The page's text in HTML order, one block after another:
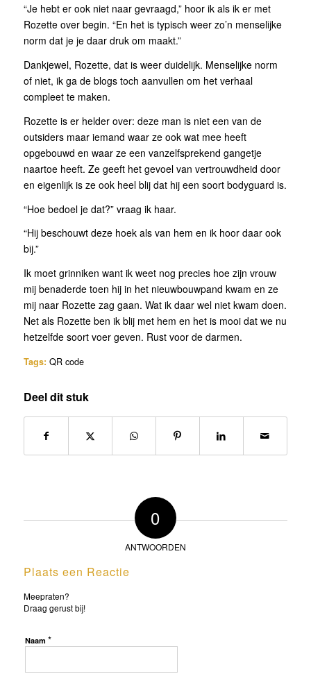
“Je hebt er ook niet naar gevraagd,” hoor ik als ik er met
Rozette over begin. “En het is typisch weer zo’n menselijke
norm dat je je daar druk om maakt.”
Dankjewel, Rozette, dat is weer duidelijk. Menselijke norm
of niet, ik ga de blogs toch aanvullen om het verhaal
compleet te maken.
Rozette is er helder over: deze man is niet een van de
outsiders maar iemand waar ze ook wat mee heeft
opgebouwd en waar ze een vanzelfsprekend gangetje
naartoe heeft. Ze geeft het gevoel van vertrouwdheid door
en eigenlijk is ze ook heel blij dat hij een soort bodyguard is.
“Hoe bedoel je dat?” vraag ik haar.
“Hij beschouwt deze hoek als van hem en ik hoor daar ook
bij.”
Ik moet grinniken want ik weet nog precies hoe zijn vrouw
mij benaderde toen hij in het nieuwbouwpand kwam en ze
mij naar Rozette zag gaan. Wat ik daar wel niet kwam doen.
Net als Rozette ben ik blij met hem en het is mooi dat we nu
hetzelfde soort voer geven. Rust voor de darmen.
Tags: QR code
Deel dit stuk
0
ANTWOORDEN
Plaats een Reactie
Meepraten?
Draag gerust bij!
Naam *